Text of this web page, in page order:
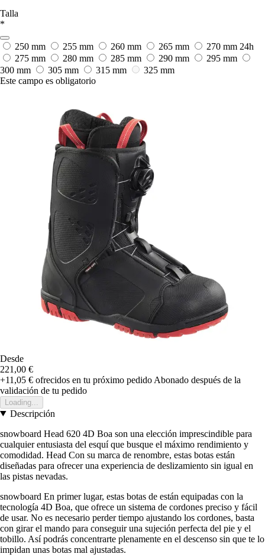
Talla
*
250 mm 255 mm 260 mm 265 mm 270 mm 24h
275 mm
280 mm 285 mm 290 mm
295 mm
300 mm
305 mm 315 mm
325 mm
Este campo es obligatorio
Desde
221,00 €
+11,05 € ofrecidos en tu próximo pedido Abonado después de la
validación de tu pedido
Loading...
Descripción
snowboard Head 620 4D Boa son una elección imprescindible para
cualquier entusiasta del esquí que busque el máximo rendimiento y
comodidad. Head Con su marca de renombre, estas botas están
diseñadas para ofrecer una experiencia de deslizamiento sin igual en
las pistas nevadas.
snowboard En primer lugar, estas botas de están equipadas con la
tecnología 4D Boa, que ofrece un sistema de cordones preciso y fácil
de usar. No es necesario perder tiempo ajustando los cordones, basta
con girar el mando para conseguir una sujeción perfecta del pie y el
tobillo. Así podrás concentrarte plenamente en el descenso sin que te lo
impidan unas botas mal ajustadas.